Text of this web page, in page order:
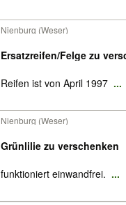
Nienburg (Weser)
Ersatzreifen/Felge zu
Reifen ist von April 1997 ...
Nienburg (Weser)
Grünlilie zu verschenken
funktioniert einwandfrei. ...